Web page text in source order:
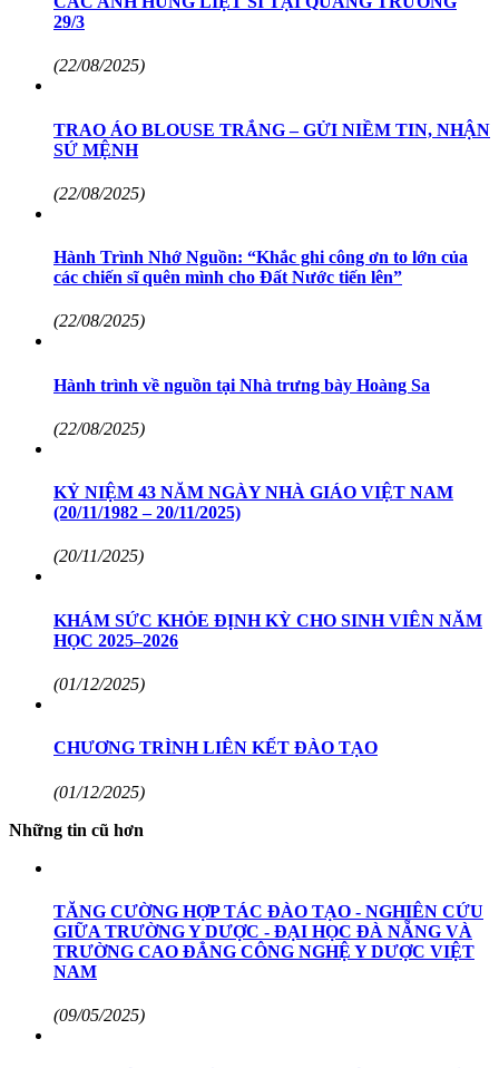
29/3
(22/08/2025)
TRAO ÁO BLOUSE TRẮNG – GỬI NIỀM TIN, NHẬN
SỨ MỆNH
(22/08/2025)
Hành Trình Nhớ Nguồn: “Khắc ghi công ơn to lớn của
các chiến sĩ quên mình cho Đất Nước tiến lên”
(22/08/2025)
Hành trình về nguồn tại Nhà trưng bày Hoàng Sa
(22/08/2025)
KỶ NIỆM 43 NĂM NGÀY NHÀ GIÁO VIỆT NAM
(20/11/1982 – 20/11/2025)
(20/11/2025)
KHÁM SỨC KHỎE ĐỊNH KỲ CHO SINH VIÊN NĂM
HỌC 2025–2026
(01/12/2025)
CHƯƠNG TRÌNH LIÊN KẾT ĐÀO TẠO
(01/12/2025)
Những tin cũ hơn
TĂNG CƯỜNG HỢP TÁC ĐÀO TẠO - NGHIÊN CỨU
GIỮA TRƯỜNG Y DƯỢC - ĐẠI HỌC ĐÀ NẴNG VÀ
TRƯỜNG CAO ĐẲNG CÔNG NGHỆ Y DƯỢC VIỆT
NAM
(09/05/2025)